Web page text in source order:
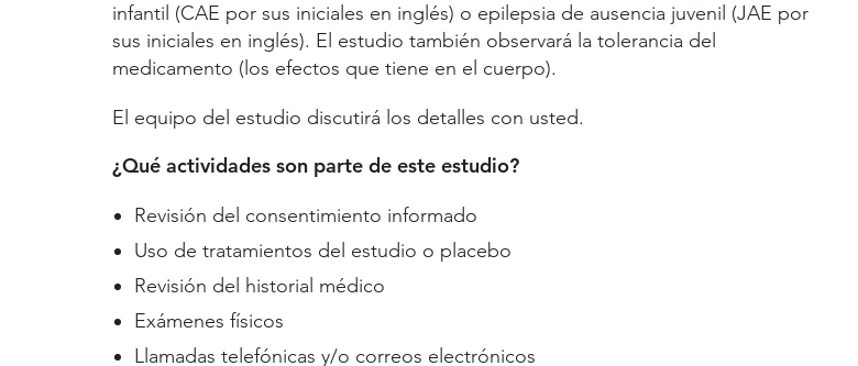
infantil (CAE por sus iniciales en inglés) o epilepsia de ausencia juvenil (JAE por
sus iniciales en inglés). El estudio también observará la tolerancia del
medicamento (los efectos que tiene en el cuerpo).
El equipo del estudio discutirá los detalles con usted.
¿Qué actividades son parte de este estudio?
Revisión del consentimiento informado
Uso de tratamientos del estudio o placebo
Revisión del historial médico
Exámenes físicos
Llamadas telefónicas y/o correos electrónicos